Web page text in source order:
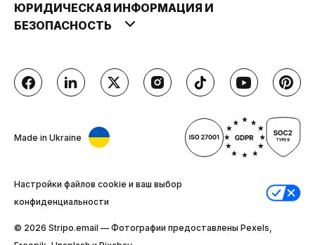
ЮРИДИЧЕСКАЯ ИНФОРМАЦИЯ И
БЕЗОПАСНОСТЬ
Made in Ukraine
Настройки файлов cookie и ваш выбор
конфиденциальности
© 2026 Stripо.email — Фотографии предоставлены Pexels,